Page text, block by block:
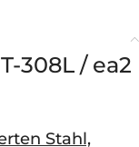
308L / ea2
Stahl,